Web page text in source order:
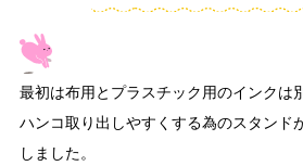
最初は布用とプラスチック用のインクは
ハンコ取り出しやすくする為のスタンド
しました。